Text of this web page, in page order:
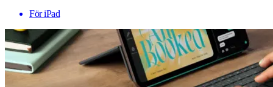
För iPad